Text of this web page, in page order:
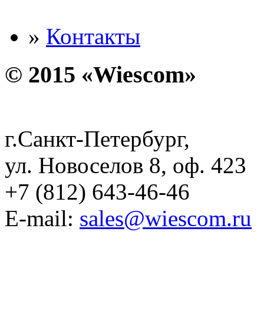
» Контакты
© 2015 «Wiescom»
г.Санкт-Петербург,
ул. Новоселов 8, оф. 423
+7 (812) 643-46-46
E-mail: sales@wiescom.ru